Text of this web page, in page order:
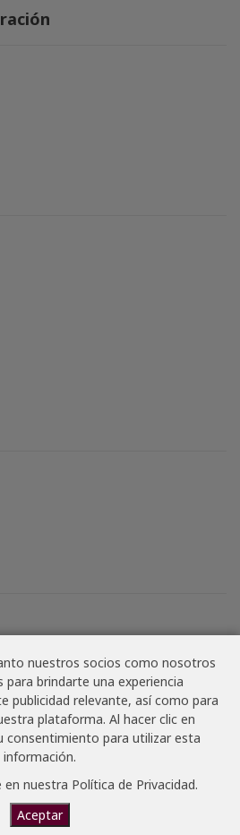
nuestros socios como nosotros
brindarte una experiencia
publicidad relevante, así como para
plataforma. Al hacer clic en
consentimiento para utilizar esta
información.
en nuestra Política de Privacidad.
Aceptar
2006-2026 · Todos los derechos
creado por